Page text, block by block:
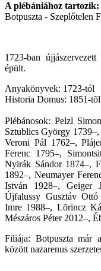
A plébániához tartozik:
Botpuszta - Szeplőtelen
1723-ban
épült.
Anyakönyvek: 1723-tól
Historia Domus: 1851-tõl
Plébánosok: Pelzl
Sztublics György
Veroni Pál 1762–,
Ferenc 1795–,
Nyirák Sándor 1874–,
1892–, Neumayer
István 1928–, Geiger
Újfalussy Gusztáv
Imre 1988–, Lõrincz
Mészáros Péter 2012–,
Filiája: Botpuszta már
között nazarenus